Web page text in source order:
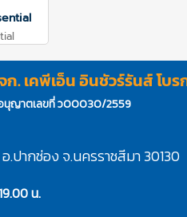
ก. เคพีเอ็น อินชัวร์รันส์ โบร
นุญาตเลขที่ ว00030/2559
ปากช่อง จ.นครราชสีมา 30130
น.